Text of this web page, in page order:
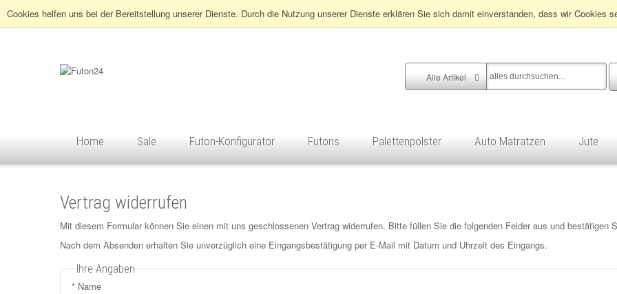
Cookies helfen uns bei der Bereitstellung unserer Dienste. Durch die Nutzung unserer Dienste erklären Sie sich damit einverstanden, dass wir Cookies
Alle Artikel
Home Sale Futon-Konfigurator Futons Palettenpolster Auto Matratzen Jute
Vertrag widerrufen
Mit diesem Formular können Sie einen mit uns geschlossenen Vertrag widerrufen. Bitte füllen Sie die folgenden Felder aus und bestätigen
Nach dem Absenden erhalten Sie unverzüglich eine Eingangsbestätigung per E-Mail mit Datum und Uhrzeit des Eingangs.
Ihre Angaben
* Name